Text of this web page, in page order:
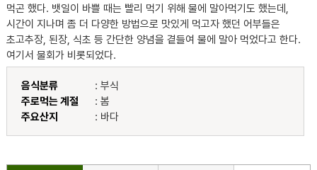
먹곤 했다. 뱃일이 바쁠 때는 빨리 먹기 위해 물에 말아먹기도 했는데,
시간이 지나며 좀 더 다양한 방법으로 맛있게 먹고자 했던 어부들은
초고추장, 된장, 식초 등 간단한 양념을 곁들여 물에 말아 먹었다고 한다.
여기서 물회가 비롯되었다.
음식분류
: 부식
주로먹는 계절
: 봄
주요산지
: 바다